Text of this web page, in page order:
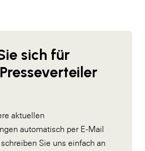
sich für
aktuellen
automatisch per E-Mail
Sie uns einfach an